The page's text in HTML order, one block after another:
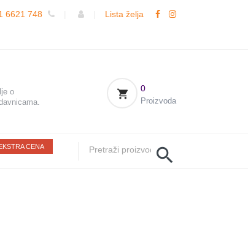
6621 748 Lista želja
o
0
Proizvoda
CENA